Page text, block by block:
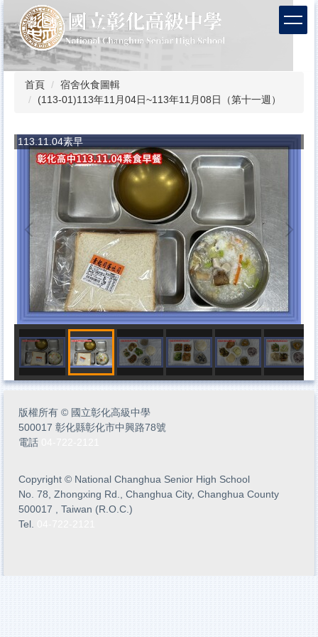
到
主
要
內
首頁
宿舍伙食圖輯
(113-01)113年11月04日~113年11月08日（第十一週）
113.11.04素早
版權所有 © 國立彰化高級中學
500017 彰化縣彰化市中興路78號
電話
Copyright © National Changhua Senior High School
No. 78, Zhongxing Rd., Changhua City, Changhua County
500017 , Taiwan (R.O.C.)
Tel.